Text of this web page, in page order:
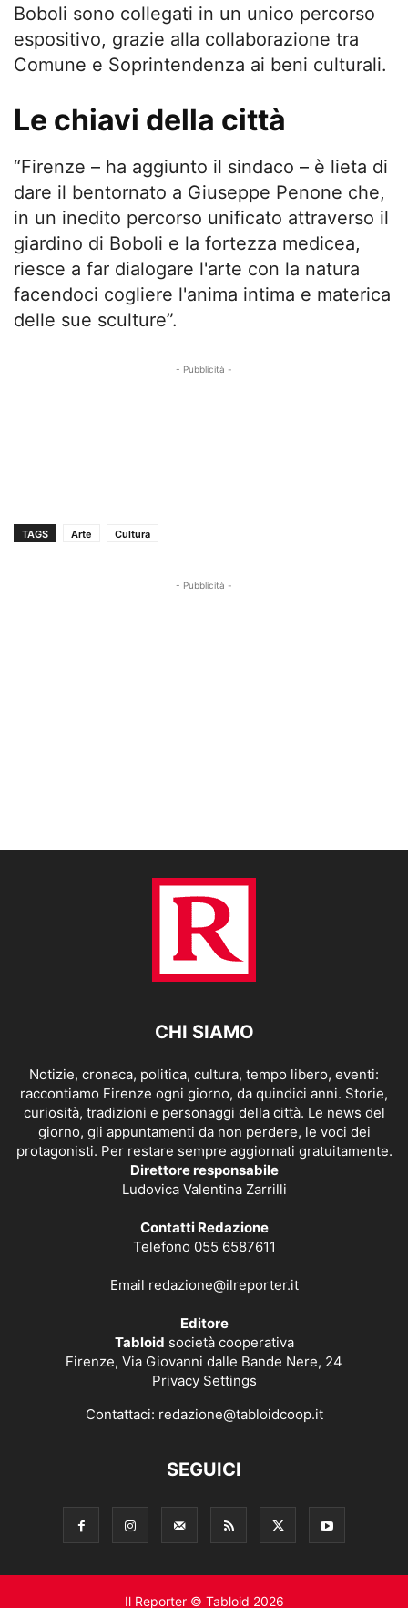
Boboli sono collegati in un unico percorso
espositivo, grazie alla collaborazione tra
Comune e Soprintendenza ai beni culturali.
Le chiavi della città
“Firenze – ha aggiunto il sindaco – è lieta di
dare il bentornato a Giuseppe Penone che,
in un inedito percorso unificato attraverso il
giardino di Boboli e la fortezza medicea,
riesce a far dialogare l'arte con la natura
facendoci cogliere l'anima intima e materica
delle sue sculture”.
- Pubblicità -
TAGS Arte Cultura
- Pubblicità -
CHI SIAMO
Notizie, cronaca, politica, cultura, tempo libero, eventi:
raccontiamo Firenze ogni giorno, da quindici anni. Storie,
curiosità, tradizioni e personaggi della città. Le news del
giorno, gli appuntamenti da non perdere, le voci dei
protagonisti. Per restare sempre aggiornati gratuitamente.
Direttore responsabile
Ludovica Valentina Zarrilli
Contatti Redazione
Telefono 055 6587611
Email redazione@ilreporter.it
Editore
Tabloid società cooperativa
Firenze, Via Giovanni dalle Bande Nere, 24
Privacy Settings
Contattaci: redazione@tabloidcoop.it
SEGUICI
Il Reporter © Tabloid 2026